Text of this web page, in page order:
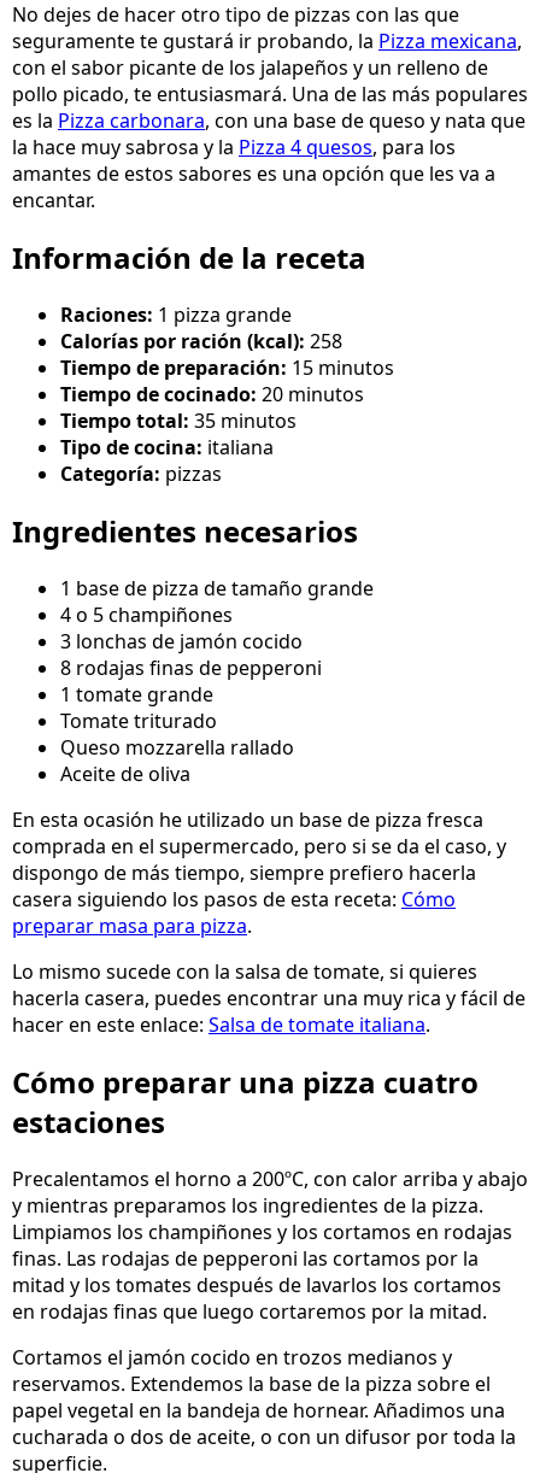
No dejes de hacer otro tipo de pizzas con las que
seguramente te gustará ir probando, la Pizza mexicana,
con el sabor picante de los jalapeños y un relleno de
pollo picado, te entusiasmará. Una de las más populares
es la Pizza carbonara, con una base de queso y nata que
la hace muy sabrosa y la Pizza 4 quesos, para los
amantes de estos sabores es una opción que les va a
encantar.
Información de la receta
Raciones: 1 pizza grande
Calorías por ración (kcal): 258
Tiempo de preparación: 15 minutos
Tiempo de cocinado: 20 minutos
Tiempo total: 35 minutos
Tipo de cocina: italiana
Categoría: pizzas
Ingredientes necesarios
1 base de pizza de tamaño grande
4 o 5 champiñones
3 lonchas de jamón cocido
8 rodajas finas de pepperoni
1 tomate grande
Tomate triturado
Queso mozzarella rallado
Aceite de oliva
En esta ocasión he utilizado un base de pizza fresca
comprada en el supermercado, pero si se da el caso, y
dispongo de más tiempo, siempre prefiero hacerla
casera siguiendo los pasos de esta receta: Cómo
preparar masa para pizza.
Lo mismo sucede con la salsa de tomate, si quieres
hacerla casera, puedes encontrar una muy rica y fácil de
hacer en este enlace: Salsa de tomate italiana.
Cómo preparar una pizza cuatro
estaciones
Precalentamos el horno a 200ºC, con calor arriba y abajo
y mientras preparamos los ingredientes de la pizza.
Limpiamos los champiñones y los cortamos en rodajas
finas. Las rodajas de pepperoni las cortamos por la
mitad y los tomates después de lavarlos los cortamos
en rodajas finas que luego cortaremos por la mitad.
Cortamos el jamón cocido en trozos medianos y
reservamos. Extendemos la base de la pizza sobre el
papel vegetal en la bandeja de hornear. Añadimos una
cucharada o dos de aceite, o con un difusor por toda la
superficie.